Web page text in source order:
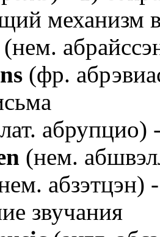
механизм
(нем.
(фр.
абрупцио)
(нем.
абзэтцэн)
звучания